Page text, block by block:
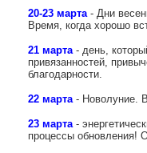
20-23 марта- Дни
Время, когда хорошо
21 марта- день,
привязанностей,
благодарности.
22 марта- Новолуние.
23 марта-
процессы обновления!